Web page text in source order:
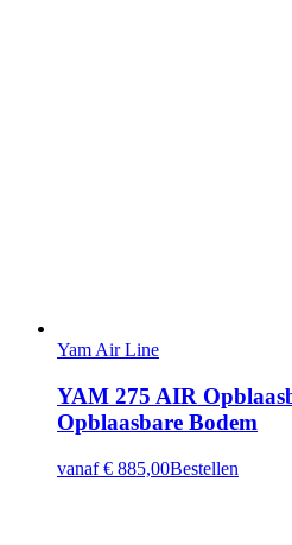
Yam Air Line
YAM 275 AIR
Opblaasbare Bodem
vanaf € 885,00Bestellen